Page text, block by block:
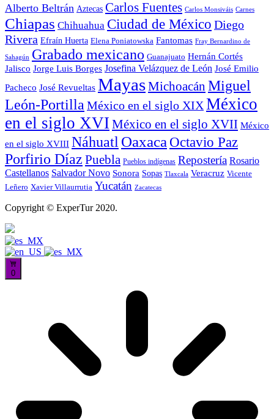
Alberto Beltrán Aztecas Carlos Fuentes Carlos Monsiváis Carnes
Chiapas Chihuahua Ciudad de México Diego
Rivera Efraín Huerta Elena Poniatowska Fantomas Fray Bernardino de
Sahagún Grabado mexicano Guanajuato Hernán Cortés
Jalisco Jorge Luis Borges Josefina Velázquez de León José Emilio
Pacheco José Revueltas MayasMichoacán Miguel
León-Portilla México en el siglo XIXMéxico
en el siglo XVI México en el siglo XVII México
en el siglo XVIII Náhuatl Oaxaca Octavio Paz
Porfirio Díaz Puebla Pueblos indígenas Repostería Rosario
Castellanos Salvador Novo Sonora Sopas Tlaxcala Veracruz Vicente
Leñero Xavier Villaurrutia Yucatán Zacatecas
Copyright © ExperTur 2020.
0